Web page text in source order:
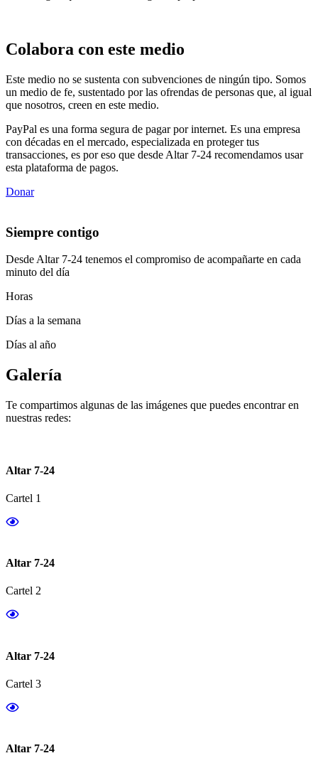
Colabora con este medio
Este medio no se sustenta con subvenciones de ningún tipo. Somos
un medio de fe, sustentado por las ofrendas de personas que, al igual
que nosotros, creen en este medio.
PayPal es una forma segura de pagar por internet. Es una empresa
con décadas en el mercado, especializada en proteger tus
transacciones, es por eso que desde Altar 7-24 recomendamos usar
esta plataforma de pagos.
Donar
Siempre contigo
Desde Altar 7-24 tenemos el compromiso de acompañarte en cada
minuto del día
Horas
Días a la semana
Días al año
Galería
Te compartimos algunas de las imágenes que puedes encontrar en
nuestras redes:
Altar 7-24
Cartel 1
Altar 7-24
Cartel 2
Altar 7-24
Cartel 3
Altar 7-24